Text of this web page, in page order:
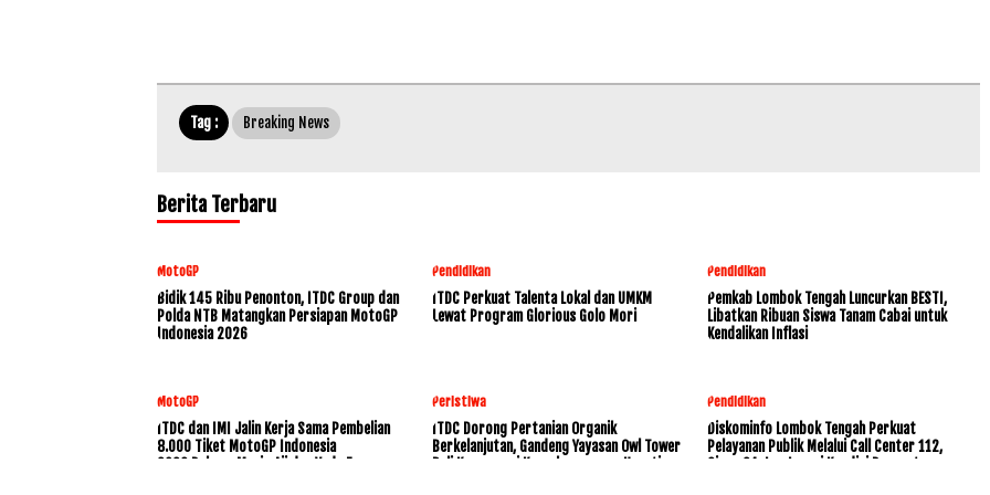
Tag : Breaking News
Berita Terbaru
MotoGP
Bidik 145 Ribu Penonton, ITDC Group dan
Polda NTB Matangkan Persiapan MotoGP
Indonesia 2026
Pendidikan
ITDC Perkuat Talenta Lokal dan UMKM
Lewat Program Glorious Golo Mori
Pendidikan
Pemkab Lombok Tengah Luncurkan BESTI,
Libatkan Ribuan Siswa Tanam Cabai untuk
Kendalikan Inflasi
MotoGP
ITDC dan IMI Jalin Kerja Sama Pembelian
8.000 Tiket MotoGP Indonesia
2026,Dukung Mario Aji dan Veda Ega
Peristiwa
ITDC Dorong Pertanian Organik
Berkelanjutan, Gandeng Yayasan Owl Tower
Bali Konservasi Keanekaragaman Hayati
Pendidikan
Diskominfo Lombok Tengah Perkuat
Pelayanan Publik Melalui Call Center 112,
Siaga 24 Jam Layani Kondisi Darurat